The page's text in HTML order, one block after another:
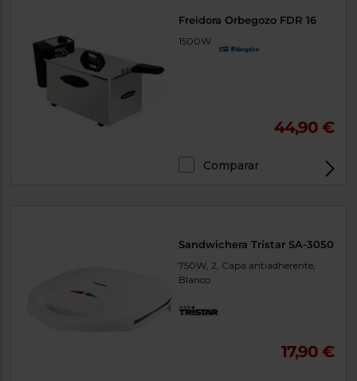
Freidora Orbegozo FDR 16
1500W
44,90 €
Comparar
Sandwichera Tristar SA-3050
750W, 2, Capa antiadherente,
Blanco
17,90 €